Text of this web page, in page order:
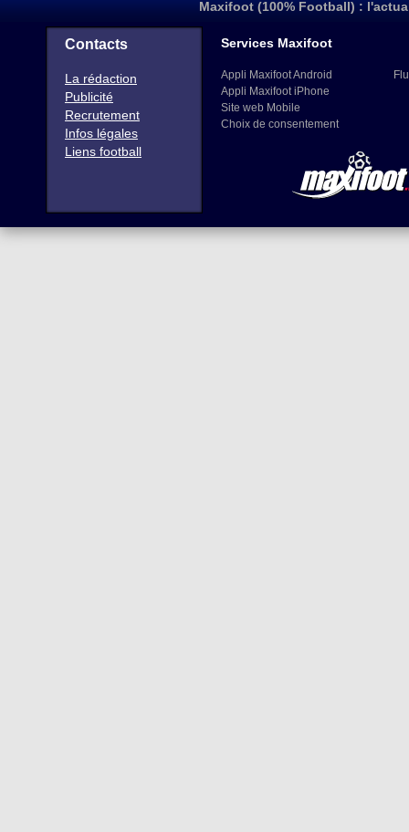
Maxifoot (100% Football) :
Contacts
La rédaction
Publicité
Recrutement
Infos légales
Liens football
Services Maxifoot
Appli Maxifoot Android
Appli Maxifoot iPhone
Site web Mobile
Choix de consentement